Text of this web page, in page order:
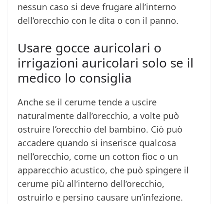
nessun caso si deve frugare all’interno
dell’orecchio con le dita o con il panno.
Usare gocce auricolari o
irrigazioni auricolari solo se il
medico lo consiglia
Anche se il cerume tende a uscire
naturalmente dall’orecchio, a volte può
ostruire l’orecchio del bambino. Ciò può
accadere quando si inserisce qualcosa
nell’orecchio, come un cotton fioc o un
apparecchio acustico, che può spingere il
cerume più all’interno dell’orecchio,
ostruirlo e persino causare un’infezione.